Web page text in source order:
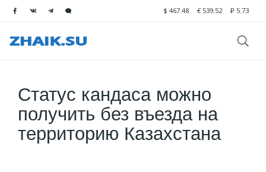
$ 467.48 € 539.52 ₽ 5.73
Статус кандаса можно
получить без въезда на
территорию Казахстана